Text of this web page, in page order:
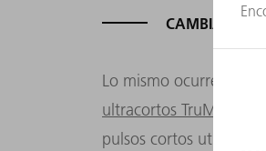
CAMBIAR
Lo mismo ocurre
ultracortos TruMicro
pulsos cortos